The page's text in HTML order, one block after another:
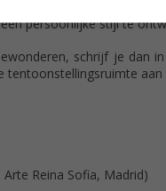
waarbij hij
persoonlijke stijl te
schrijf je dan
tentoonstellingsruimte aan
Reina Sofia, Madrid)